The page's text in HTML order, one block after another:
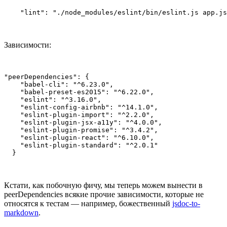
Зависимости:
"peerDependencies": {
    "babel-cli": "^6.23.0",
    "babel-preset-es2015": "^6.22.0",
    "eslint": "^3.16.0",
    "eslint-config-airbnb": "^14.1.0",
    "eslint-plugin-import": "^2.2.0",
    "eslint-plugin-jsx-a11y": "^4.0.0",
    "eslint-plugin-promise": "^3.4.2",
    "eslint-plugin-react": "^6.10.0",
    "eslint-plugin-standard": "^2.0.1"
Кстати, как побочную фичу, мы теперь можем вынести в
peerDependencies всякие прочие зависимости, которые не
относятся к тестам — например, божественный jsdoc-to-
markdown.